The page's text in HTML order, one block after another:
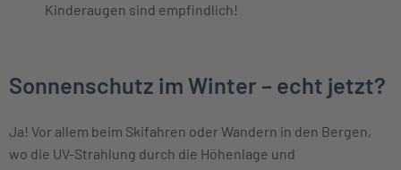
Kinderaugen sind empfindlich!
Sonnenschutz im Winter – echt jetzt?
Ja! Vor allem beim Skifahren oder Wandern in den Bergen,
wo die UV-Strahlung durch die Höhenlage und